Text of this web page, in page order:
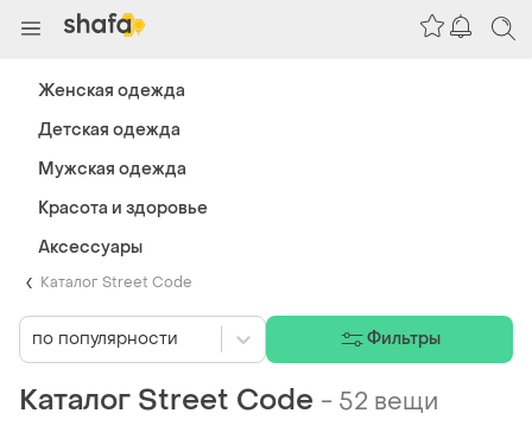
Каталог Street Code
Каталог Street Code - 52 вещи
по популярности Фильтры
Женская одежда
Детская одежда
Мужская одежда
Красота и здоровье
Аксессуары